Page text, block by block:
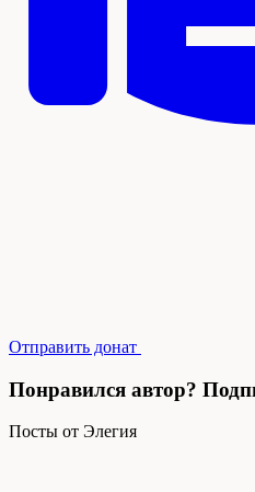
Отправить донат
Понравился автор?
Посты от Элегия